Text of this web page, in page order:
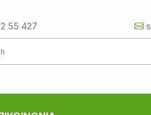
55 427